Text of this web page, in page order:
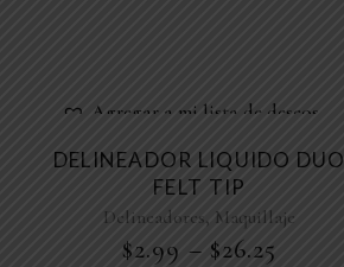
Agregar a mi lista de deseos
DELINEADOR LIQUIDO DUO
FELT TIP
Delineadores, Maquillaje
$2.99 – $26.25